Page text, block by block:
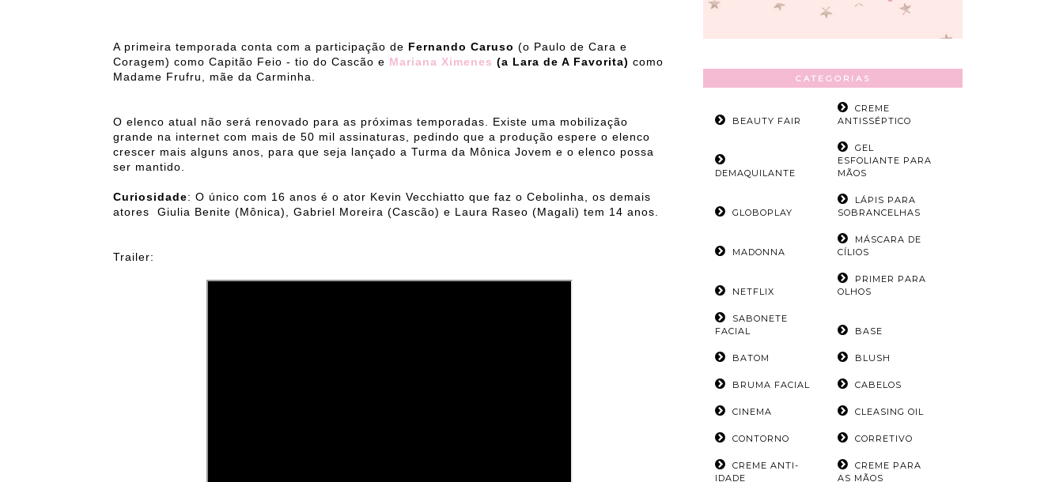
A primeira temporada conta com a participação de Fernando Caruso (o Paulo de Cara e
Coragem) como Capitão Feio - tio do Cascão e Mariana Ximenes (a Lara de A Favorita) como
Madame Frufru, mãe da Carminha.
O elenco atual não será renovado para as próximas temporadas. Existe uma mobilização
grande na internet com mais de 50 mil assinaturas, pedindo que a produção espere o elenco
crescer mais alguns anos, para que seja lançado a Turma da Mônica Jovem e o elenco possa
ser mantido.
Curiosidade: O único com 16 anos é o ator Kevin Vecchiatto que faz o Cebolinha, os demais
atores Giulia Benite (Mônica), Gabriel Moreira (Cascão) e Laura Raseo (Magali) tem 14 anos.
Trailer:
CATEGORIAS
BEAUTY FAIR
CREME
ANTISSÉPTICO
DEMAQUILANTE
GEL
ESFOLIANTE PARA
MÃOS
GLOBOPLAY
LÁPIS PARA
SOBRANCELHAS
MADONNA
MÁSCARA DE
CÍLIOS
NETFLIX
PRIMER PARA
OLHOS
SABONETE
FACIAL
BASE
BATOM BLUSH
BRUMA FACIAL CABELOS
CINEMA CLEASING OIL
CONTORNO CORRETIVO
CREME ANTI-
IDADE
CREME PARA
AS MÃOS